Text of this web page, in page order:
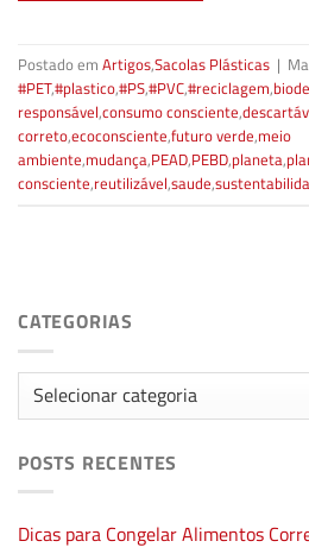
Postado em Artigos,Sacolas Plásticas |
#PET,#plastico,#PS,#PVC,#reciclagem,
responsável,consumo consciente,
correto,ecoconsciente,futuro verde,meio
ambiente,mudança,PEAD,PEBD,planeta,
consciente,reutilizável,saude,
CATEGORIAS
Categorias
POSTS RECENTES
Dicas para Congelar Alimentos